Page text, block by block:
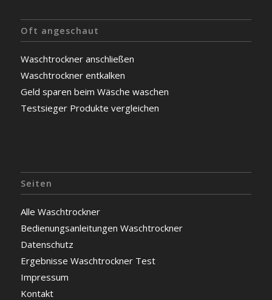
Oft angeschaut
Waschtrockner anschließen
Waschtrockner entkalken
Geld sparen beim Wäsche waschen
Testsieger Produkte vergleichen
Seiten
Alle Waschtrockner
Bedienungsanleitungen Waschtrockner
Datenschutz
Ergebnisse Waschtrockner Test
Impressum
Kontakt